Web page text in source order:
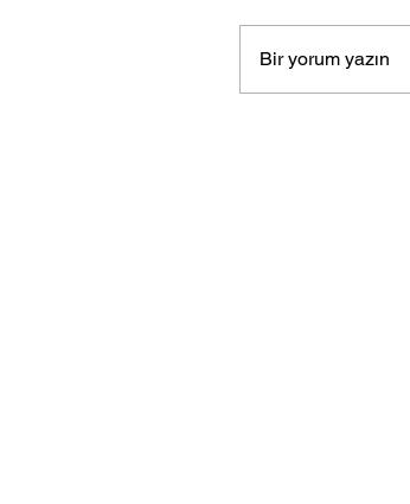
Bir yorum yazın